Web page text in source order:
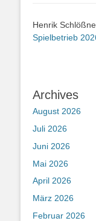
Henrik
Spielbetrieb
Archives
August 2026
Juli 2026
Juni 2026
Mai 2026
April 2026
März 2026
Februar 2026